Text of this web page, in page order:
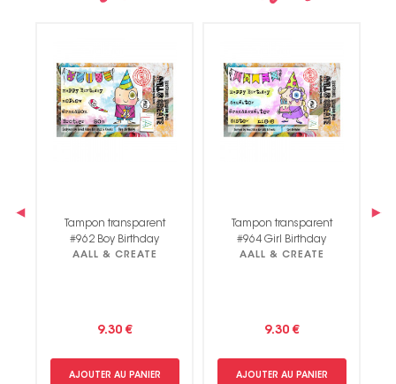
Tampon transparent
#962 Boy Birthday
AALL & CREATE
9.30 €
AJOUTER AU PANIER
Tampon transparent
#964 Girl Birthday
AALL & CREATE
9.30 €
AJOUTER AU PANIER
‹ ›